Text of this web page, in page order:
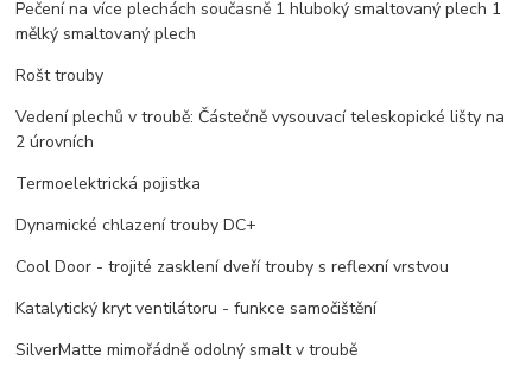
Pečení na více plechách současně 1 hluboký smaltovaný plech 1
mělký smaltovaný plech
Rošt trouby
Vedení plechů v troubě: Částečně vysouvací teleskopické lišty na
2 úrovních
Termoelektrická pojistka
Dynamické chlazení trouby DC+
Cool Door - trojité zasklení dveří trouby s reflexní vrstvou
Katalytický kryt ventilátoru - funkce samočištění
SilverMatte mimořádně odolný smalt v troubě